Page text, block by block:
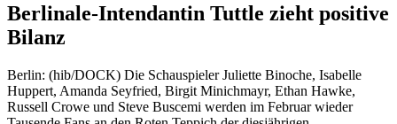
Berlinale-Intendantin Tuttle zieht positive
Bilanz
Berlin: (hib/DOCK) Die Schauspieler Juliette Binoche, Isabelle
Huppert, Amanda Seyfried, Birgit Minichmayr, Ethan Hawke,
Russell Crowe und Steve Buscemi werden im Februar wieder